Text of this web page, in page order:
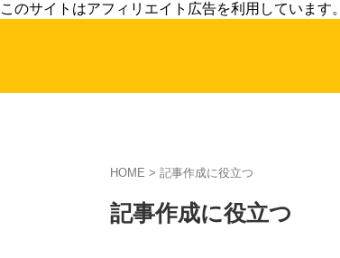
このサイトはアフィリエイト広告を利用しています。
HOME > 記事作成に役立つ
記事作成に役立つ